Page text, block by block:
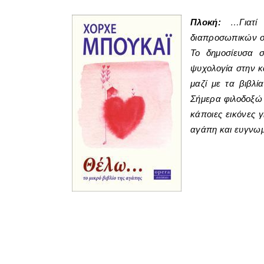
Πλοκή:
διαπροσωπικών
Το δημοσίευσα
ψυχολογία στην
μαζί με τα
Σήμερα φιλοδοξώ
κάποιες
αγάπη και